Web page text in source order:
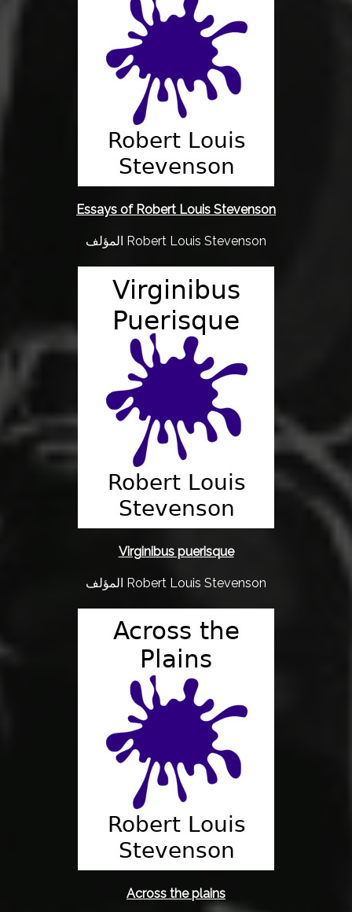
Essays of Robert Louis Stevenson
المؤلف Robert Louis Stevenson
Virginibus puerisque
المؤلف Robert Louis Stevenson
Across the plains